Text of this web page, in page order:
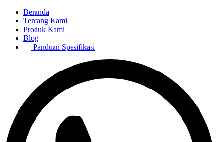
Beranda
Tentang Kami
Produk Kami
Blog
Panduan Spesifikasi